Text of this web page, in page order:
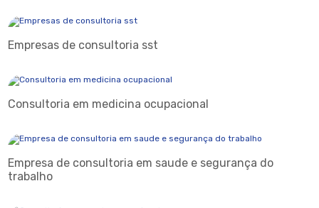
Empresas de consultoria sst
Consultoria em medicina ocupacional
Empresa de consultoria em saude e segurança do
trabalho